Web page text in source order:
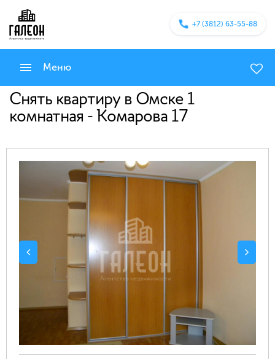
+7 (3812) 63-55-88
Меню
Снять квартиру в Омске 1
комнатная - Комарова 17